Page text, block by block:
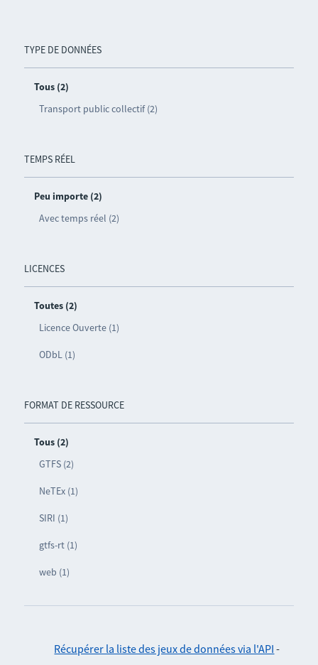
TYPE DE DONNÉES
Tous (2)
Transport public collectif (2)
TEMPS RÉEL
Peu importe (2)
Avec temps réel (2)
LICENCES
Toutes (2)
Licence Ouverte (1)
ODbL (1)
FORMAT DE RESSOURCE
Tous (2)
GTFS (2)
NeTEx (1)
SIRI (1)
gtfs-rt (1)
web (1)
Récupérer la liste des jeux de données via l'API -